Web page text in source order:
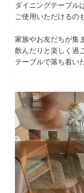
ダイニングテーブル
ご使用いただけるの
家族やお友だちが集
飲んだりと楽しく過
テーブルで落ち着い